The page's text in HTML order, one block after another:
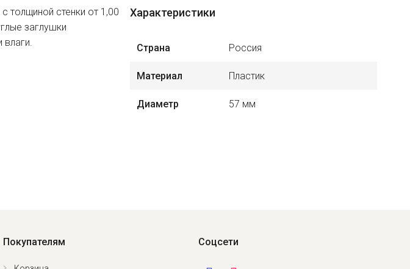
толщиной стенки от 1,00
заглушки
влаги.
Характеристики
Страна Россия
Материал Пластик
Диаметр 57 мм
Покупателям Соцсети